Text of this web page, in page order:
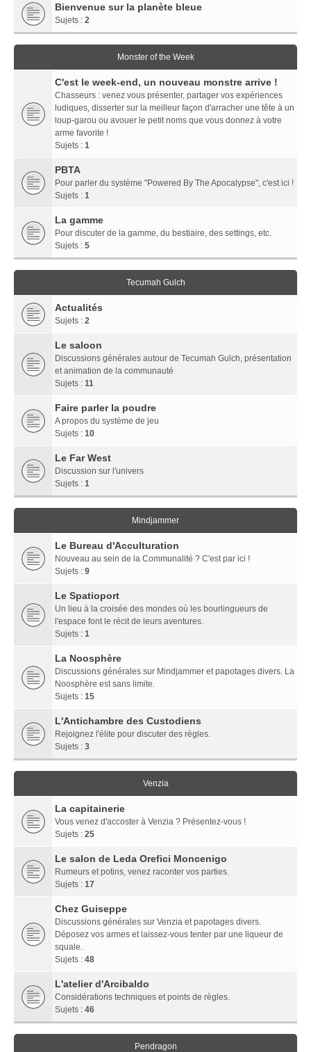
Bienvenue sur la planète bleue
Sujets : 2
Monster of the Week
C'est le week-end, un nouveau monstre arrive !
Chasseurs : venez vous présenter, partager vos expériences
ludiques, disserter sur la meilleur façon d'arracher une tête à un
loup-garou ou avouer le petit noms que vous donnez à votre
arme favorite !
Sujets : 1
PBTA
Pour parler du système "Powered By The Apocalypse", c'est ici !
Sujets : 1
La gamme
Pour discuter de la gamme, du bestiaire, des settings, etc.
Sujets : 5
Tecumah Gulch
Actualités
Sujets : 2
Le saloon
Discussions générales autour de Tecumah Gulch, présentation
et animation de la communauté
Sujets : 11
Faire parler la poudre
A propos du système de jeu
Sujets : 10
Le Far West
Discussion sur l'univers
Sujets : 1
Mindjammer
Le Bureau d'Acculturation
Nouveau au sein de la Communalité ? C'est par ici !
Sujets : 9
Le Spatioport
Un lieu à la croisée des mondes où les bourlingueurs de
l'espace font le récit de leurs aventures.
Sujets : 1
La Noosphère
Discussions générales sur Mindjammer et papotages divers. La
Noosphère est sans limite.
Sujets : 15
L'Antichambre des Custodiens
Rejoignez l'élite pour discuter des règles.
Sujets : 3
Venzia
La capitainerie
Vous venez d'accoster à Venzia ? Présentez-vous !
Sujets : 25
Le salon de Leda Orefici Moncenigo
Rumeurs et potins, venez raconter vos parties.
Sujets : 17
Chez Guiseppe
Discussions générales sur Venzia et papotages divers.
Déposez vos armes et laissez-vous tenter par une liqueur de
squale.
Sujets : 48
L'atelier d'Arcibaldo
Considérations techniques et points de règles.
Sujets : 46
Pendragon